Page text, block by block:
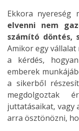
Ekkora nyereség
elvenni nem
számító döntés,
Amikor egy
a kérdés,
emberek
a sikerből
megdolgoztak
juttatásaikat, vagy
arra ösztönözni,